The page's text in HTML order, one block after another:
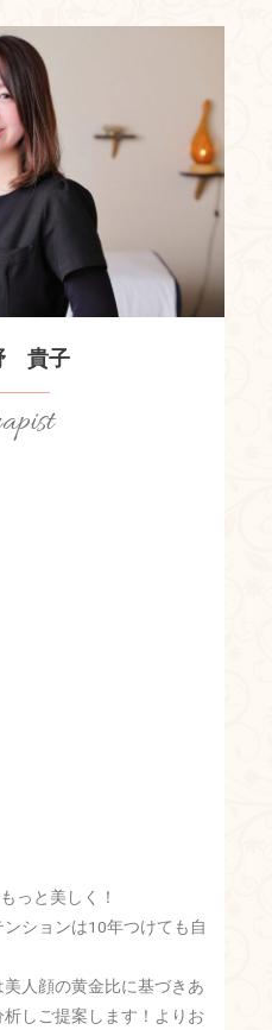
貴子
っと美しく！
ションは10年つけても自
人顔の黄金比に基づきあ
しご提案します！よりお